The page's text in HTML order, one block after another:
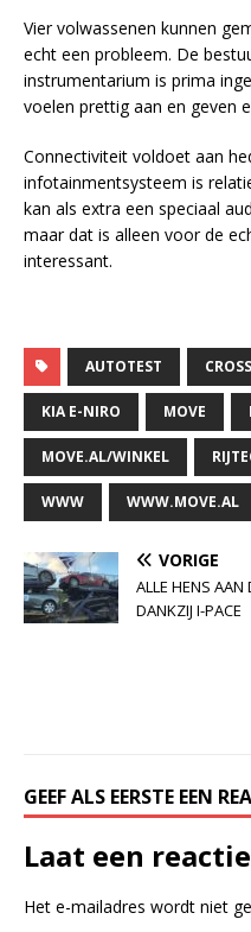
Vier volwassenen kunnen
echt een probleem. De
instrumentarium is prima
voelen prettig aan en geven
Connectiviteit voldoet aan
infotainmentsysteem is
kan als extra een speciaal
maar dat is alleen voor de
interessant.
AUTOTEST
KIA E-NIRO MOVE
MOVE.AL/WINKEL
WWW WWW.MOVE.AL
VORIGE
ALLE HENS AAN
DANKZIJ I-PACE
GEEF ALS EERSTE EEN
Laat een
Het e-mailadres wordt niet